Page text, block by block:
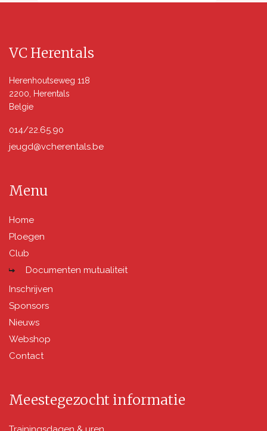
VC Herentals
Herenhoutseweg 118
2200, Herentals
Belgie
014/22.65.90
jeugd@vcherentals.be
Menu
Home
Ploegen
Club
Documenten mutualiteit
Inschrijven
Sponsors
Nieuws
Webshop
Contact
Meestegezocht informatie